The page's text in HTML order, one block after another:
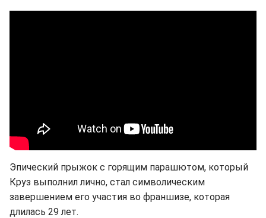
Эпический прыжок с горящим парашютом, который
Круз выполнил лично, стал символическим
завершением его участия во франшизе, которая
длилась 29 лет.